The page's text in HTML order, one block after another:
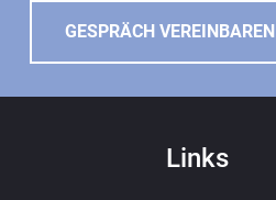
GESPRÄCH VEREINBAREN
Links